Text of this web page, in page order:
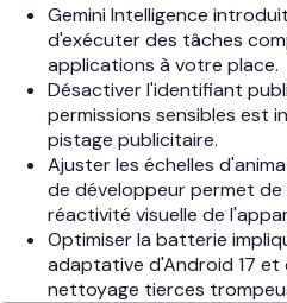
Gemini Intelligence
d'exécuter des tâches
applications à votre place.
Désactiver l'identifiant
permissions sensibles est
pistage publicitaire.
Ajuster les échelles
de développeur permet
réactivité visuelle de
Optimiser la batterie
adaptative d'Android 17
nettoyage tierces